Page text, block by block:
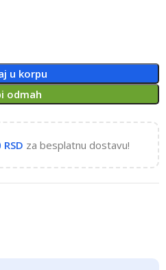
u korpu
odmah
RSD za besplatnu dostavu!